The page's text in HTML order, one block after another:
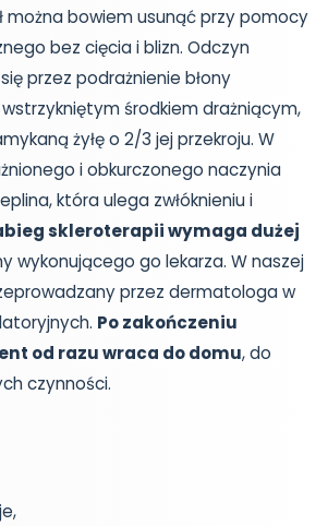
można bowiem usunąć przy pomocy
bez cięcia i blizn. Odczyn
przez podrażnienie błony
środkiem drażniącym,
żyłę o 2/3 jej przekroju. W
i obkurczonego naczynia
która ulega zwłóknieniu i
skleroterapii wymaga dużej
wykonującego go lekarza. W naszej
przez dermatologa w
Po zakończeniu
od razu wraca do domu, do
czynności.